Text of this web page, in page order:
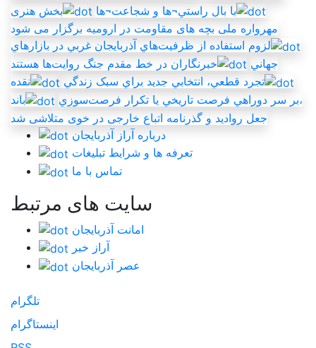
با بال راستي¬ها و شجاعت¬ها
بخش هنری
مهرواره ملی بچه های مقاومت در ارومیه برگزار می شود
لزوم استفاده از ظرفيت‌هاي آذربايجان غربي در بازارهاي
جهاني
خبرنگاران در خط مقدم جنگ روايت‌ها هستند
تجرد قطعي، انتخابي جديد براي سبک زندگي
نقده
،بر سر دوراهي فرصت تاريخي يا تکرار فرصت‌سوزي
باند
جعل روادید و گذرنامه اتباع خارجی در خوی متلاشی شد
درباره آراز آذربایجان
تعرفه ها و شرایط تبلیغات
تماس با ما
سایت های مرتبط
امانت آذربایجان
آراز خبر
عصر آذربایجان
تلگرام
اینستاگرام